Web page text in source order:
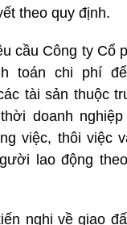
theo quy định.
cầu Công ty Cổ
toán chi phí
tài sản thuộc
doanh
việc, thôi việc
lao động
nghị về giao